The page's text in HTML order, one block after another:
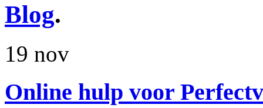
Blog.
19 nov
Online hulp voor